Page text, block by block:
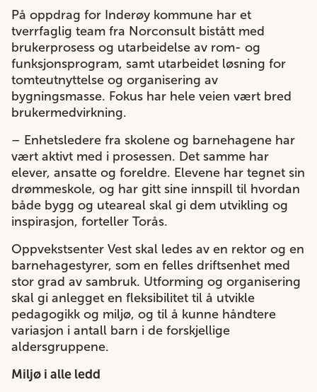
På oppdrag for Inderøy kommune har et
tverrfaglig team fra Norconsult bistått med
brukerprosess og utarbeidelse av rom- og
funksjonsprogram, samt utarbeidet løsning for
tomteutnyttelse og organisering av
bygningsmasse. Fokus har hele veien vært bred
brukermedvirkning.
– Enhetsledere fra skolene og barnehagene har
vært aktivt med i prosessen. Det samme har
elever, ansatte og foreldre. Elevene har tegnet sin
drømmeskole, og har gitt sine innspill til hvordan
både bygg og uteareal skal gi dem utvikling og
inspirasjon, forteller Torås.
Oppvekstsenter Vest skal ledes av en rektor og en
barnehagestyrer, som en felles driftsenhet med
stor grad av sambruk. Utforming og organisering
skal gi anlegget en fleksibilitet til å utvikle
pedagogikk og miljø, og til å kunne håndtere
variasjon i antall barn i de forskjellige
aldersgruppene.
Miljø i alle ledd